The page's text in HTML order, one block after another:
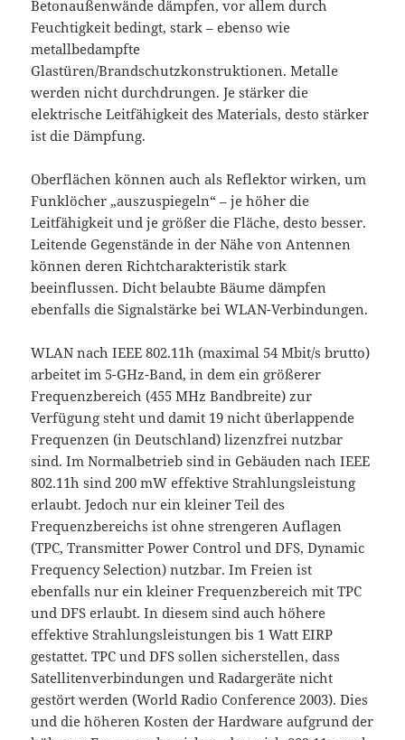
Betonaußenwände dämpfen, vor allem durch
Feuchtigkeit bedingt, stark – ebenso wie
metallbedampfte
Glastüren/Brandschutzkonstruktionen. Metalle
werden nicht durchdrungen. Je stärker die
elektrische Leitfähigkeit des Materials, desto stärker
ist die Dämpfung.
Oberflächen können auch als Reflektor wirken, um
Funklöcher „auszuspiegeln“ – je höher die
Leitfähigkeit und je größer die Fläche, desto besser.
Leitende Gegenstände in der Nähe von Antennen
können deren Richtcharakteristik stark
beeinflussen. Dicht belaubte Bäume dämpfen
ebenfalls die Signalstärke bei WLAN-Verbindungen.
WLAN nach IEEE 802.11h (maximal 54 Mbit/s brutto)
arbeitet im 5-GHz-Band, in dem ein größerer
Frequenzbereich (455 MHz Bandbreite) zur
Verfügung steht und damit 19 nicht überlappende
Frequenzen (in Deutschland) lizenzfrei nutzbar
sind. Im Normalbetrieb sind in Gebäuden nach IEEE
802.11h sind 200 mW effektive Strahlungsleistung
erlaubt. Jedoch nur ein kleiner Teil des
Frequenzbereichs ist ohne strengeren Auflagen
(TPC, Transmitter Power Control und DFS, Dynamic
Frequency Selection) nutzbar. Im Freien ist
ebenfalls nur ein kleiner Frequenzbereich mit TPC
und DFS erlaubt. In diesem sind auch höhere
effektive Strahlungsleistungen bis 1 Watt EIRP
gestattet. TPC und DFS sollen sicherstellen, dass
Satellitenverbindungen und Radargeräte nicht
gestört werden (World Radio Conference 2003). Dies
und die höheren Kosten der Hardware aufgrund der